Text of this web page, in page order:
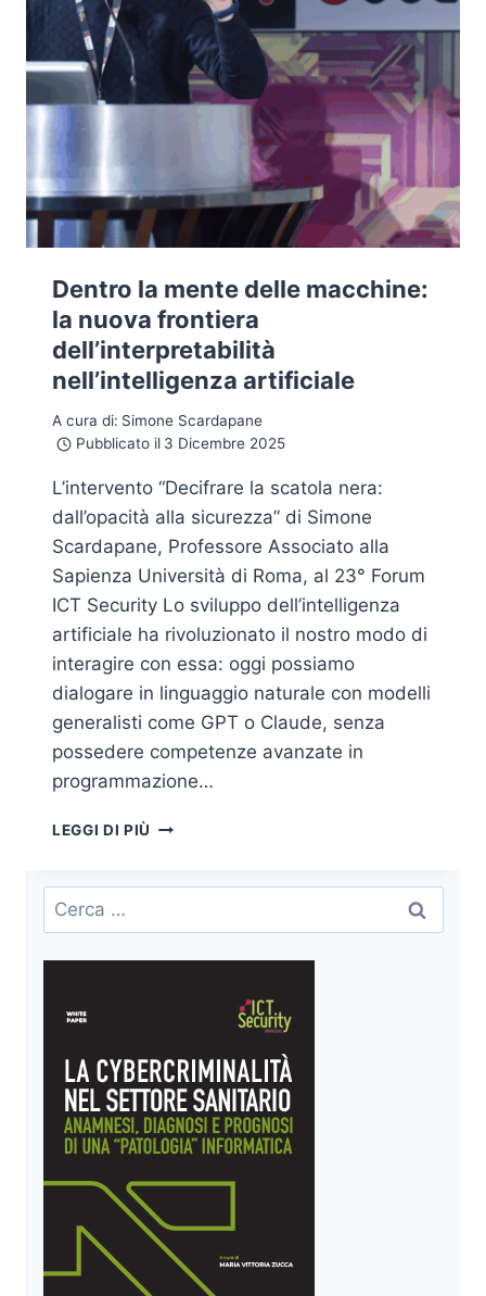
Dentro la mente delle macchine:
la nuova frontiera
dell’interpretabilità
nell’intelligenza artificiale
A cura di: Simone Scardapane
Pubblicato il 3 Dicembre 2025
L’intervento “Decifrare la scatola nera:
dall’opacità alla sicurezza” di Simone
Scardapane, Professore Associato alla
Sapienza Università di Roma, al 23° Forum
ICT Security Lo sviluppo dell’intelligenza
artificiale ha rivoluzionato il nostro modo di
interagire con essa: oggi possiamo
dialogare in linguaggio naturale con modelli
generalisti come GPT o Claude, senza
possedere competenze avanzate in
programmazione…
LEGGI DI PIÙ DENTRO
DELLE
LA
NUOVA
DELL’INTERPRETABILITÀ
NELL’INTELLIGENZA
Ricerca
per: